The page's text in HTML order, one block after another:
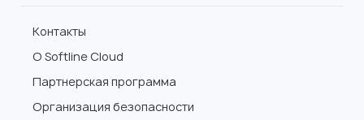
Контакты
О Softline Cloud
Партнерская программа
Организация безопасности